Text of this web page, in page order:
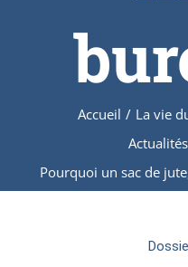
Accueil / La vie
Pourquoi un sac de